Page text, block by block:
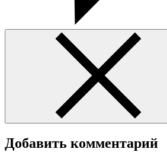
Добавить комментарий